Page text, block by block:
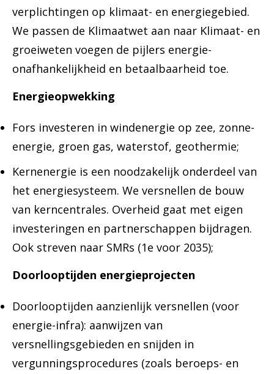
verplichtingen op klimaat- en energiegebied.
We passen de Klimaatwet aan naar Klimaat- en
groeiweten voegen de pijlers energie-
onafhankelijkheid en betaalbaarheid toe.
Energieopwekking
Fors investeren in windenergie op zee, zonne-
energie, groen gas, waterstof, geothermie;
Kernenergie is een noodzakelijk onderdeel van
het energiesysteem. We versnellen de bouw
van kerncentrales. Overheid gaat met eigen
investeringen en partnerschappen bijdragen.
Ook streven naar SMRs (1e voor 2035);
Doorlooptijden energieprojecten
Doorlooptijden aanzienlijk versnellen (voor
energie-infra): aanwijzen van
versnellingsgebieden en snijden in
vergunningsprocedures (zoals beroeps- en